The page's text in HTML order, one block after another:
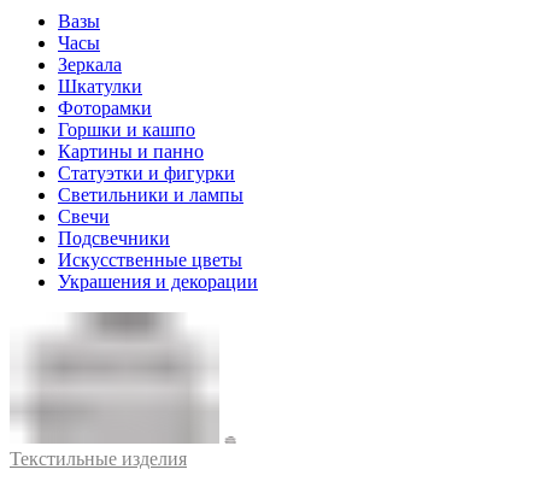
Вазы
Часы
Зеркала
Шкатулки
Фоторамки
Горшки и кашпо
Картины и панно
Статуэтки и фигурки
Светильники и лампы
Свечи
Подсвечники
Искусственные цветы
Украшения и декорации
Текстильные изделия